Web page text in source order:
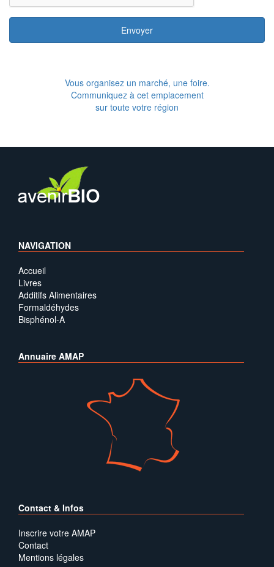
Envoyer
Vous organisez un marché, une foire.
Communiquez à cet emplacement
sur toute votre région
NAVIGATION
Accueil
Livres
Additifs Alimentaires
Formaldéhydes
Bisphénol-A
Annuaire AMAP
Contact & Infos
Inscrire votre AMAP
Contact
Mentions légales